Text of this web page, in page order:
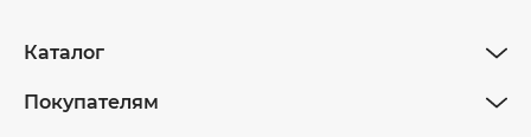
Каталог
Покупателям